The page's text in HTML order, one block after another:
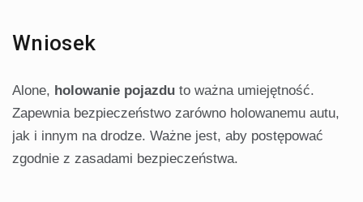
Wniosek
Alone, holowanie pojazdu to ważna umiejętność.
Zapewnia bezpieczeństwo zarówno holowanemu autu,
jak i innym na drodze. Ważne jest, aby postępować
zgodnie z zasadami bezpieczeństwa.